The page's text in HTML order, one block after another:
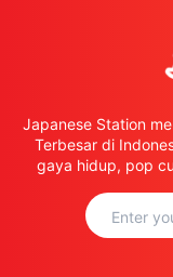
Japanese Station
Terbesar di
gaya hidup, pop